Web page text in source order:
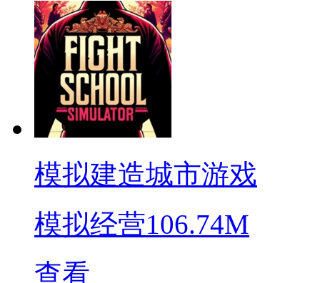
模拟建造城市游戏
模拟经营106.74M
查看